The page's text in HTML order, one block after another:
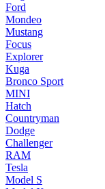
Ford
Mondeo
Mustang
Focus
Explorer
Kuga
Bronco Sport
MINI
Hatch
Countryman
Dodge
Challenger
RAM
Tesla
Model S